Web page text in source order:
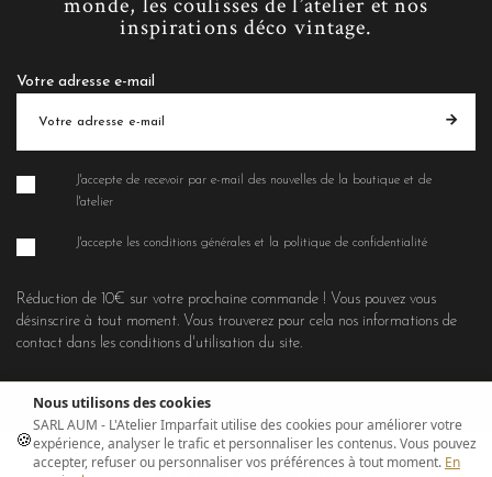
monde, les coulisses de l’atelier et nos
inspirations déco vintage.
Votre adresse e-mail
J'accepte de recevoir par e-mail des nouvelles de la boutique et de
l'atelier
J'accepte les conditions générales et la politique de confidentialité
Réduction de 10€ sur votre prochaine commande ! Vous pouvez vous
désinscrire à tout moment. Vous trouverez pour cela nos informations de
contact dans les conditions d'utilisation du site.
🍪
Nous utilisons des cookies
SARL AUM - L'Atelier Imparfait utilise des cookies pour améliorer votre
expérience, analyser le trafic et personnaliser les contenus. Vous pouvez
accepter, refuser ou personnaliser vos préférences à tout moment. En